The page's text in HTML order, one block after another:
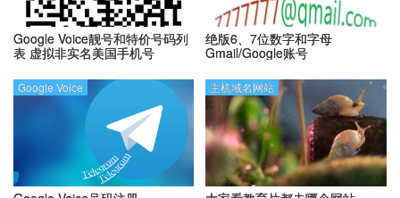
Google Voice靓号和特价号码列
表 虚拟非实名美国手机号
绝版6、7位数字和字母
Gmail/Google账号
Google Voice 主机域名网站